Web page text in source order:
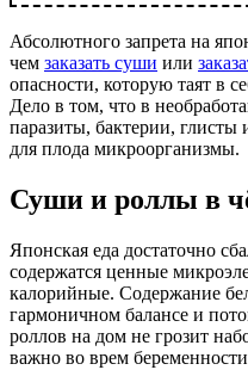
Абсолютного запрета на
чем заказать суши или
опасности, которую таят в
Дело в том, что в
паразиты, бактерии,
для плода микроорганизмы.
Суши и роллы в
Японская еда достаточно
содержатся ценные
калорийные. Содержание
гармоничном балансе и
роллов на дом не грозит
важно во врем